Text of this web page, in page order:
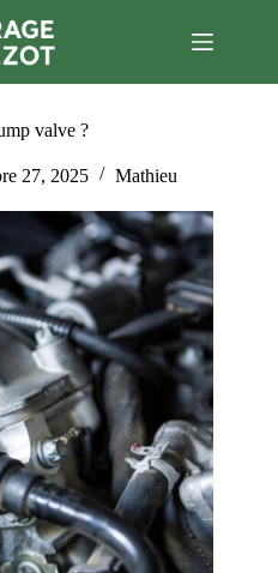
valve ?
27, 2025 Mathieu